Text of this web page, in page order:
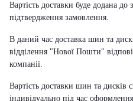
Вартість доставки буде додана до
підтвердження замовлення.
В даний час доставка шин та
відділення "Нової Пошти"
компанії.
Вартість доставки шин та дисків
індивідуально під час